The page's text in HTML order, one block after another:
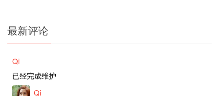
最新评论
Qi
已经完成维护
Qi